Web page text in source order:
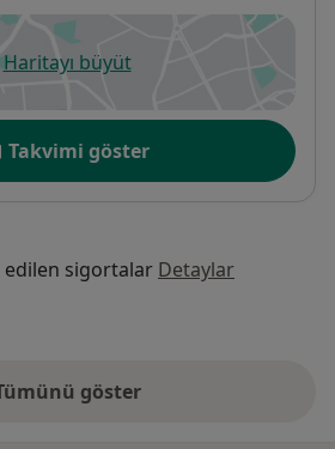
Haritayı büyütyeni bir sekmede açılır
Takvimi göster
edilen sigortalar Detaylar
göster
adres hakkında